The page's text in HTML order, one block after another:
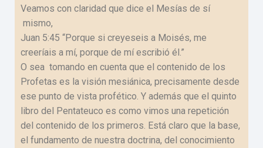
Veamos con claridad que dice el Mesías de sí
mismo,
Juan 5:45 “Porque si creyeseis a Moisés, me
creeríais a mí, porque de mí escribió él.”
O sea tomando en cuenta que el contenido de los
Profetas es la visión mesiánica, precisamente desde
ese punto de vista profético. Y además que el quinto
libro del Pentateuco es como vimos una repetición
del contenido de los primeros. Está claro que la base,
el fundamento de nuestra doctrina, del conocimiento